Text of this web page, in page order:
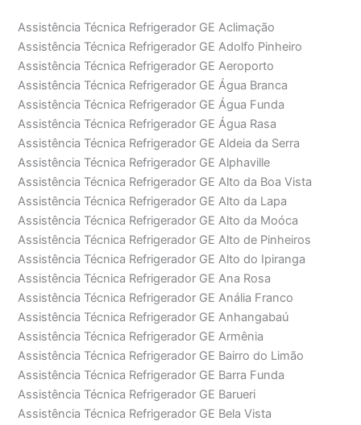
Assistência Técnica Refrigerador GE Aclimação
Assistência Técnica Refrigerador GE Adolfo Pinheiro
Assistência Técnica Refrigerador GE Aeroporto
Assistência Técnica Refrigerador GE Água Branca
Assistência Técnica Refrigerador GE Água Funda
Assistência Técnica Refrigerador GE Água Rasa
Assistência Técnica Refrigerador GE Aldeia da Serra
Assistência Técnica Refrigerador GE Alphaville
Assistência Técnica Refrigerador GE Alto da Boa Vista
Assistência Técnica Refrigerador GE Alto da Lapa
Assistência Técnica Refrigerador GE Alto da Moóca
Assistência Técnica Refrigerador GE Alto de Pinheiros
Assistência Técnica Refrigerador GE Alto do Ipiranga
Assistência Técnica Refrigerador GE Ana Rosa
Assistência Técnica Refrigerador GE Anália Franco
Assistência Técnica Refrigerador GE Anhangabaú
Assistência Técnica Refrigerador GE Armênia
Assistência Técnica Refrigerador GE Bairro do Limão
Assistência Técnica Refrigerador GE Barra Funda
Assistência Técnica Refrigerador GE Barueri
Assistência Técnica Refrigerador GE Bela Vista